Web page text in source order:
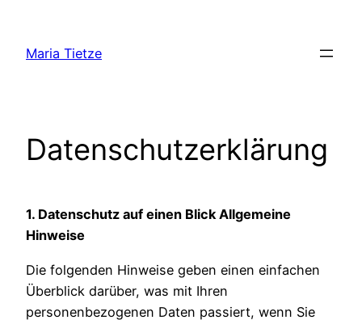
springen
Maria Tietze
Datenschutzerklärung
1. Datenschutz auf einen BlickAllgemeine
Hinweise
Die folgenden Hinweise geben einen einfachen
Überblick darüber, was mit Ihren
personenbezogenen Daten passiert, wenn Sie